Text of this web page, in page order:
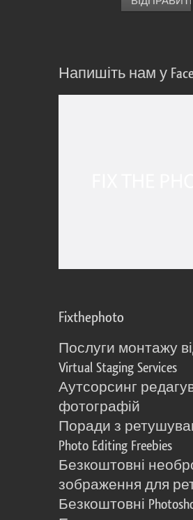
Напишіть нам у
Fixthephoto
Послуги монтажу
Virtual Staging Services
Аутсорсинг
фотографій
Поради з
Photo Editing Freebies
Безкоштовні
зображення для
Безкоштовні